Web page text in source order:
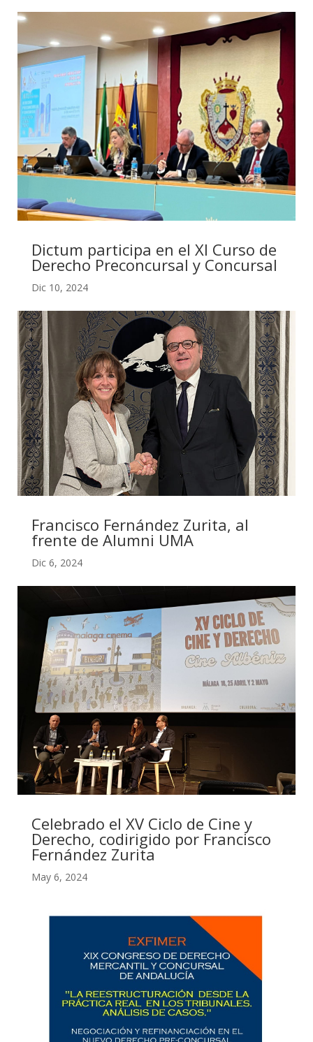
Dictum participa en el XI Curso de
Derecho Preconcursal y Concursal
Dic 10, 2024
Francisco Fernández Zurita, al
frente de Alumni UMA
Dic 6, 2024
Celebrado el XV Ciclo de Cine y
Derecho, codirigido por Francisco
Fernández Zurita
May 6, 2024